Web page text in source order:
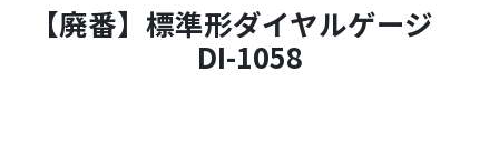
【廃番】標準形ダイヤルゲージ
DI-1058